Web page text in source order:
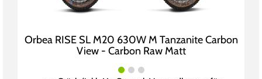
Orbea RISE SL M20 630W M Tanzanite Carbon
View - Carbon Raw Matt